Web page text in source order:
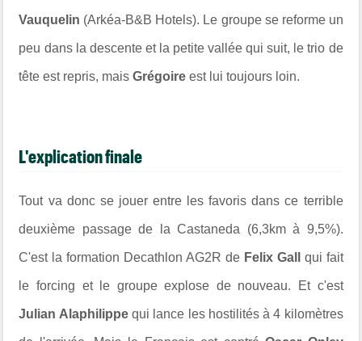
Vauquelin (Arkéa-B&B Hotels). Le groupe se reforme un
peu dans la descente et la petite vallée qui suit, le trio de
tête est repris, maisGrégoireest lui toujours loin.
L'explication finale
Tout va donc se jouer entre les favoris dans ce terrible
deuxième passage de la Castaneda (6,3km à 9,5%).
C'est la formation Decathlon AG2R deFelix Gall qui fait
le forcing et le groupe explose de nouveau. Et c'est
Julian Alaphilippequi lance les hostilités à 4 kilomètres